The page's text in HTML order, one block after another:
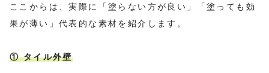
ここからは、実際に「塗らない方が良い」「塗っても効
果が薄い」代表的な素材を紹介します。
① タイル外壁